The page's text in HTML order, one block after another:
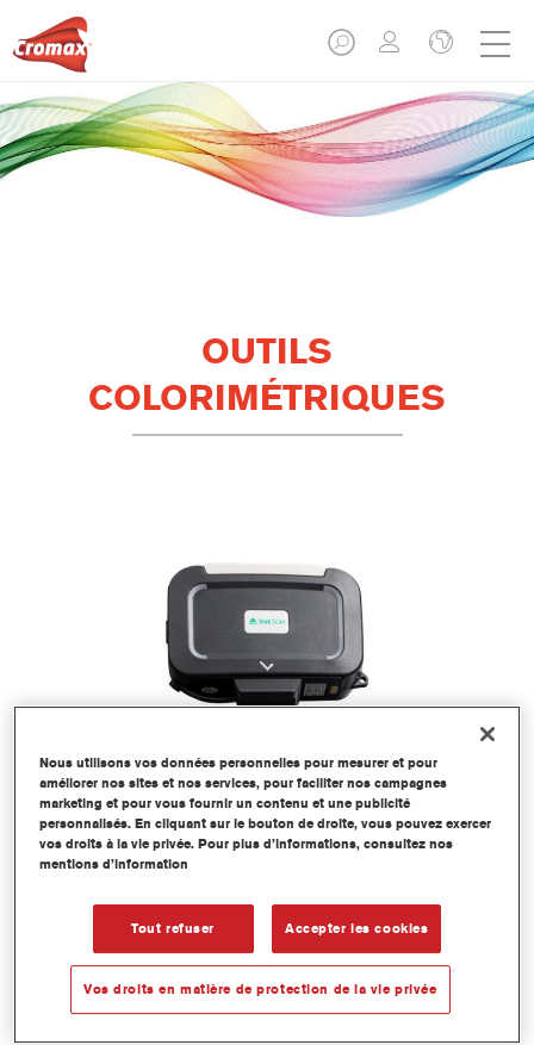
OUTILS
COLORIMÉTRIQUES
AXALTA IRUS SCAN
LIRE PLUS
Nous utilisons vos données personnelles pour mesurer et pour
améliorer nos sites et nos services, pour faciliter nos campagnes
marketing et pour vous fournir un contenu et une publicité
personnalisés. En cliquant sur le bouton de droite, vous pouvez exercer
vos droits à la vie privée. Pour plus d’informations, consultez nos
mentions d’information
Tout refuser Accepter les cookies
Vos droits en matière de protection de la vie privée